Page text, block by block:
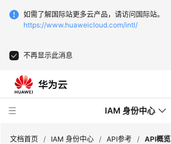
如需了解国际站更多云产品，请访问国际站。
https://www.huaweicloud.com/intl/
不再显示此消息
IAM 身份中心
文档首页 / IAM 身份中心 / API参考 / API概览